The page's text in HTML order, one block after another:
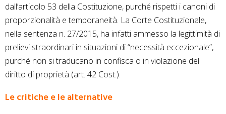
dall’articolo 53 della Costituzione, purché rispetti i canoni di
proporzionalità e temporaneità. La Corte Costituzionale,
nella sentenza n. 27/2015, ha infatti ammesso la legittimità di
prelievi straordinari in situazioni di “necessità eccezionale”,
purché non si traducano in confisca o in violazione del
diritto di proprietà (art. 42 Cost.).
Le critiche e le alternative